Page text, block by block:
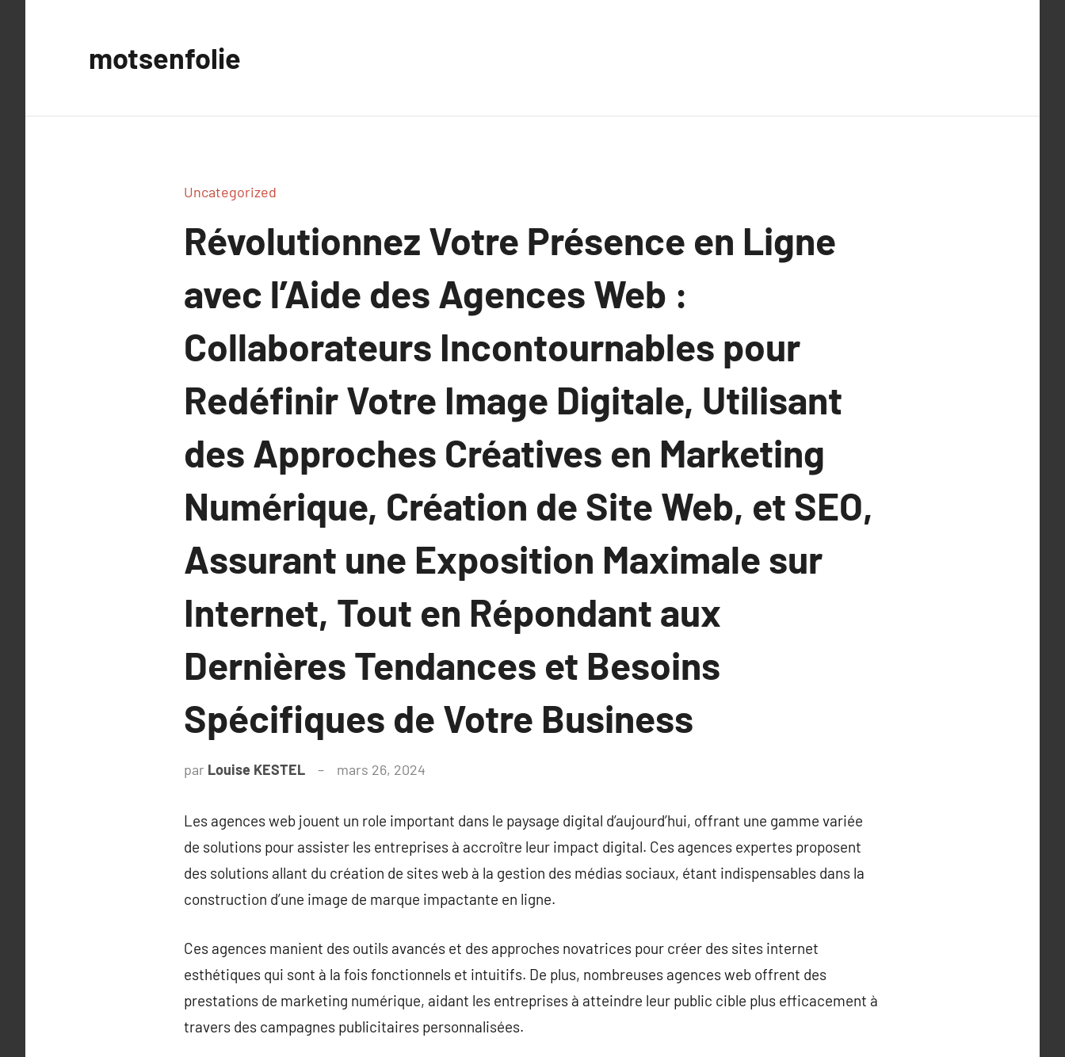
motsenfolie
Uncategorized
Révolutionnez Votre Présence en Ligne
avec l’Aide des Agences Web :
Collaborateurs Incontournables pour
Redéfinir Votre Image Digitale, Utilisant
des Approches Créatives en Marketing
Numérique, Création de Site Web, et SEO,
Assurant une Exposition Maximale sur
Internet, Tout en Répondant aux
Dernières Tendances et Besoins
Spécifiques de Votre Business
par Louise KESTEL mars 26, 2024
Les agences web jouent un role important dans le paysage digital d’aujourd’hui, offrant une gamme variée
de solutions pour assister les entreprises à accroître leur impact digital. Ces agences expertes proposent
des solutions allant du création de sites web à la gestion des médias sociaux, étant indispensables dans la
construction d’une image de marque impactante en ligne.
Ces agences manient des outils avancés et des approches novatrices pour créer des sites internet
esthétiques qui sont à la fois fonctionnels et intuitifs. De plus, nombreuses agences web offrent des
prestations de marketing numérique, aidant les entreprises à atteindre leur public cible plus efficacement à
travers des campagnes publicitaires personnalisées.